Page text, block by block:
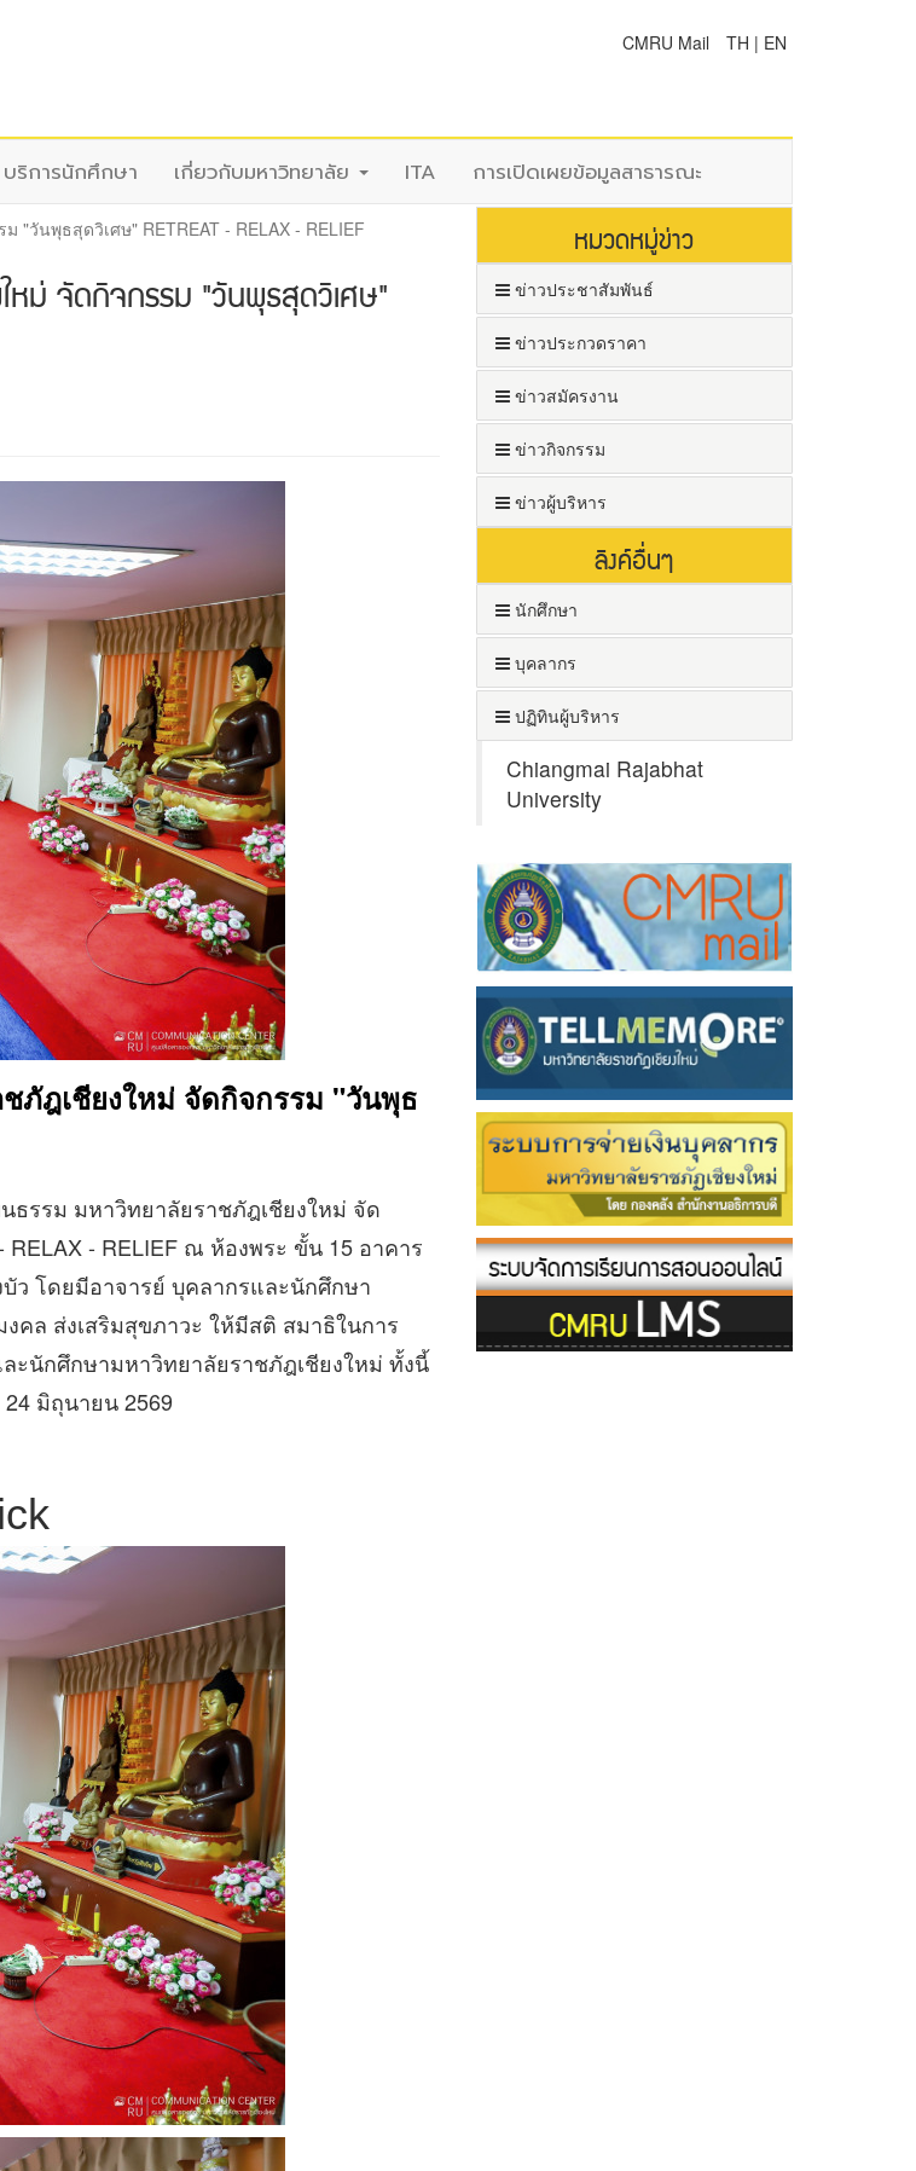
CMRU Mail TH | EN
บริการนักศึกษา เกี่ยวกับมหาวิทยาลัย ITA การเปิดเผยข้อมูลสาธารณะ
วันพุธสุดวิเศษ" RETREAT - RELAX - RELIEF
หม่ จัดกิจกรรม "วันพุธสุดวิเศษ"
ภัฎเชียงใหม่ จัดกิจกรรม "วันพุธ
รรม มหาวิทยาลัยราชภัฎเชียงใหม่ จัด
RELAX - RELIEF ณ ห้องพระ ขั้น 15 อาคาร
ว โดยมีอาจารย์ บุคลากรและนักศึกษา
คล ส่งเสริมสุขภาวะ ให้มีสติ สมาธิในการ
นักศึกษามหาวิทยาลัยราชภัฎเชียงใหม่ ทั้งนี้
มิถุนายน 2569
หมวดหมู่ข่าว
ข่าวประชาสัมพันธ์
ข่าวประกวดราคา
ข่าวสมัครงาน
ข่าวกิจกรรม
ข่าวผู้บริหาร
ลิงค์อื่นๆ
นักศึกษา
บุคลากร
ปฏิทินผู้บริหาร
Chiangmai Rajabhat
University